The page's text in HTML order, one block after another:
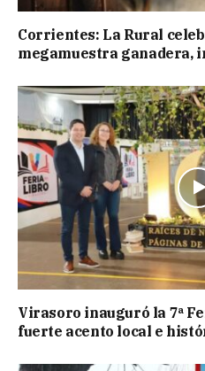
Corrientes: La Rural
megamuestra ganadera,
Virasoro inauguró la 7ª
fuerte acento local e